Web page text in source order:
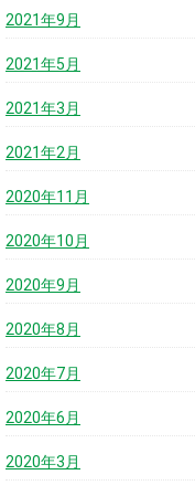
2021年9月
2021年5月
2021年3月
2021年2月
2020年11月
2020年10月
2020年9月
2020年8月
2020年7月
2020年6月
2020年3月